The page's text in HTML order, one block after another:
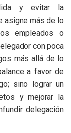
y evitar la
asigne más de lo
empleados o
con poca
más allá de lo
a favor de
sino lograr un
y mejorar la
delegación